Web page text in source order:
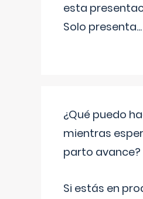
esta
Solo presenta...
¿Qué puedo
mientras
parto avance?
Si estás en